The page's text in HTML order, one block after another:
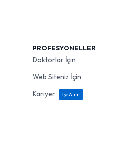
PROFESYONELLER
Doktorlar İçin
Web Siteniz İçin
Kariyer
İşe Alım